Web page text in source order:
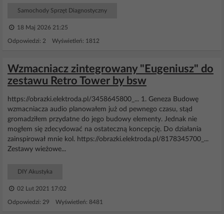
Samochody Sprzęt Diagnostyczny
18 Maj 2026 21:25
Odpowiedzi: 2 Wyświetleń: 1812
Wzmacniacz zintegrowany "Eugeniusz" do
zestawu Retro Tower by bsw
https://obrazki.elektroda.pl/3458645800_... 1. Geneza Budowę
wzmacniacza audio planowałem już od pewnego czasu, stąd
gromadziłem przydatne do jego budowy elementy. Jednak nie
mogłem się zdecydować na ostateczną koncepcję. Do działania
zainspirował mnie kol. https://obrazki.elektroda.pl/8178345700_...
Zestawy wieżowe...
DIY Akustyka
02 Lut 2021 17:02
Odpowiedzi: 29 Wyświetleń: 8481